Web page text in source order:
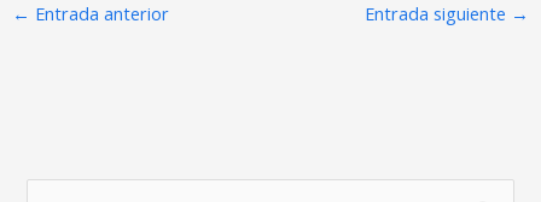
← Entrada anterior Entrada siguiente →